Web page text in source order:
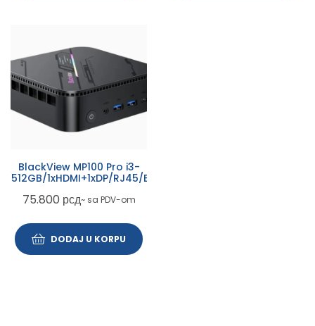
BlackView MP100 Pro i3-
512GB/1xHDMI+1xDP/RJ45/BT/WiFI/W11P
75.800 рсд~ sa PDV-om
DODAJ U KORPU